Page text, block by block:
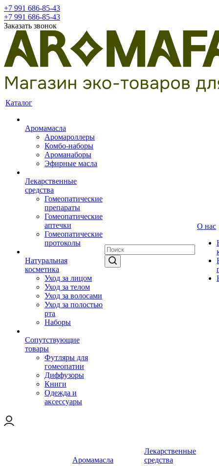
+7 991 686-85-43
+7 991 686-85-43
Заказать звонок
Каталог
Аромамасла
Аромароллеры
Комбо-наборы
Ароманаборы
Эфирные масла
Лекарственные
средства
Гомеопатические
препараты
Гомеопатические
аптечки
Гомеопатические
протоколы
Натуральная
косметика
Уход за лицом
Уход за телом
Уход за волосами
Уход за полостью
рта
Наборы
Сопутствующие
товары
Футляры для
гомеопатии
Диффузоры
Книги
Одежда и
аксессуары
О нас
Аромамасла
Лекарственные
средства